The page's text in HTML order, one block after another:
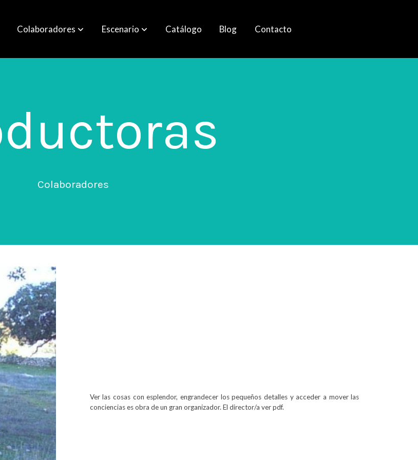
Colaboradores Escenario Catálogo Blog Contacto
Colaboradores
Ver las cosas con esplendor, engrandecer los pequeños detalles y acceder a mover las
conciencias es obra de un gran organizador. El director/a ver pdf.